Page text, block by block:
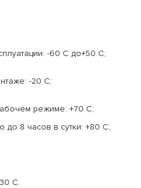
-60 C до+50 C;
-20 C;
режиме: +70 C;
8 часов в сутки: +80 C;
C.